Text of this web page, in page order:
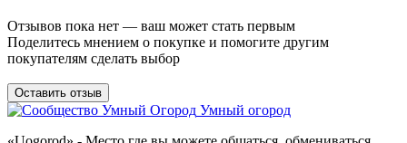
Отзывов пока нет — ваш может стать первым
Поделитесь мнением о покупке и помогите другим
покупателям сделать выбор
Оставить отзыв
Умный огород